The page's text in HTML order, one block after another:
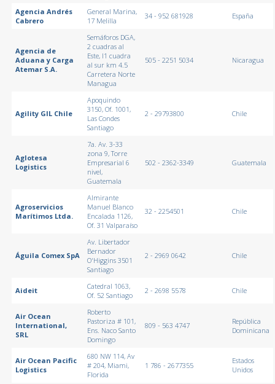
Agencia Andrés
Cabrero
General Marina,
17 Melilla
34 - 952 681928 España
Agencia de
Aduana y Carga
Atemar S.A.
Semáforos DGA,
2 cuadras al
Este, l1 cuadra
al sur km 4.5
Carretera Norte
Managua
505 - 2251 5034 Nicaragua
Agility GIL Chile
Apoquindo
3150, Of. 1001,
Las Condes
Santiago
2 - 29793800 Chile
Aglotesa
Logistics
7a. Av. 3-33
zona 9, Torre
Empresarial 6
nivel,
Guatemala
502 - 2362-3349 Guatemala
Agroservicios
Marítimos Ltda.
Almirante
Manuel Blanco
Encalada 1126,
Of. 31 Valparaíso
32 - 2254501 Chile
Águila Comex SpA
Av. Libertador
Bernador
O'Higgins 3501
Santiago
2 - 2969 0642 Chile
Aideit
Catedral 1063,
Of. 52 Santiago
2 - 2698 5578 Chile
Air Ocean
International,
SRL
Roberto
Pastoriza # 101,
Ens. Naco Santo
Domingo
809 - 563 4747
República
Dominicana
Air Ocean Pacific
Logistics
680 NW 114, Av
# 204, Miami,
Florida
1 786 - 2677355
Estados
Unidos